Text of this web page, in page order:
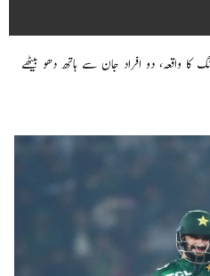
واقعہ، دو افراد جان سے ہاتھ دھو بیٹھے